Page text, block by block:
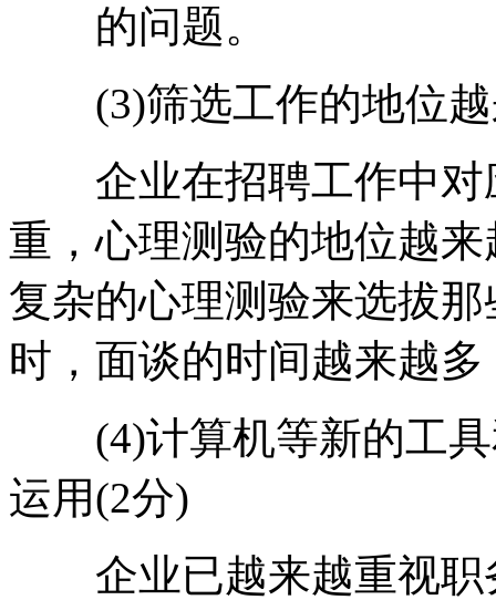
的问题。
(3)筛选工作的地位越
企业在招聘工作中对
重，心理测验的地位越
复杂的心理测验来选拔
时，面谈的时间越来越
(4)计算机等新的工具
运用(2分)
企业已越来越重视职